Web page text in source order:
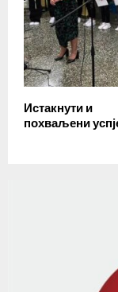
Истакнути и
похваљени